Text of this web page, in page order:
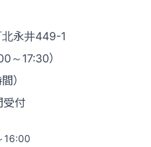
永井449-1
～17:30）
）
付
16:00